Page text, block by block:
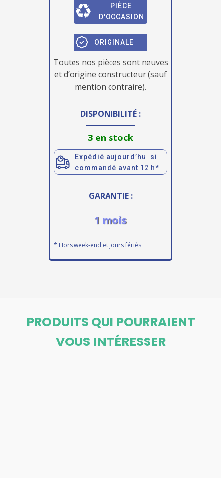
PIÈCE
D'OCCASION
ORIGINALE
Toutes nos pièces sont neuves
et d’origine constructeur (sauf
mention contraire).
DISPONIBILITÉ :
3 en stock
Expédié aujourd’hui si
commandé avant 12 h*
GARANTIE :
1 mois
* Hors week-end et jours fériés
PRODUITS QUI POURRAIENT
VOUS INTÉRESSER